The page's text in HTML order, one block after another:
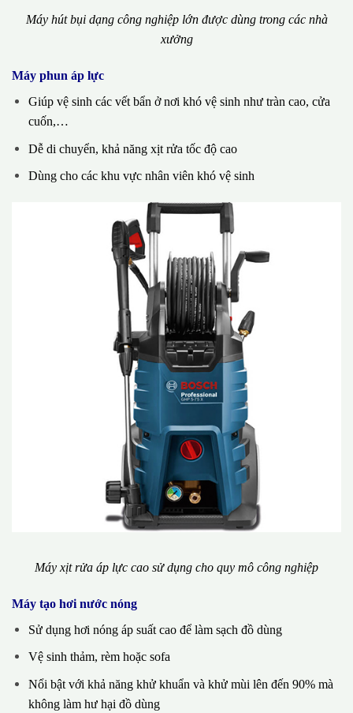
Máy hút bụi dạng công nghiệp lớn được dùng trong các nhà
xưởng
Máy phun áp lực
Giúp vệ sinh các vết bẩn ở nơi khó vệ sinh như tràn cao, cửa
cuốn,…
Dễ di chuyển, khả năng xịt rửa tốc độ cao
Dùng cho các khu vực nhân viên khó vệ sinh
Máy xịt rửa áp lực cao sử dụng cho quy mô công nghiệp
Máy tạo hơi nước nóng
Sử dụng hơi nóng áp suất cao để làm sạch đồ dùng
Vệ sinh thảm, rèm hoặc sofa
Nổi bật với khả năng khử khuẩn và khử mùi lên đến 90% mà
không làm hư hại đồ dùng